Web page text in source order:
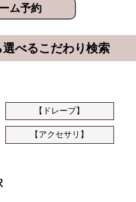
ム予約
べるこだわり検索
【ドレープ】
【アクセサリ】